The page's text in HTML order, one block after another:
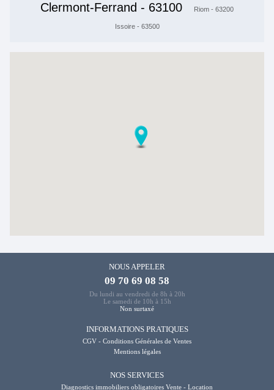
Clermont-Ferrand - 63100 Riom - 63200
Issoire - 63500
NOUS APPELER
09 70 69 08 58
Du lundi au vendredi de 8h à 20h
Le samedi de 10h à 15h
Non surtaxé
INFORMATIONS PRATIQUES
CGV - Conditions Générales de Ventes
Mentions légales
NOS SERVICES
Diagnostics immobiliers obligatoires Vente - Location